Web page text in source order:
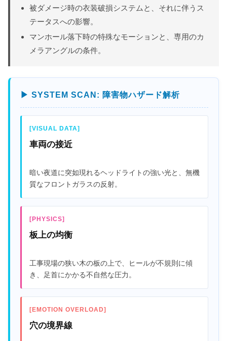
被ダメージ時の衣装破損システムと、それに伴うス
テータスへの影響。
マンホール落下時の特殊なモーションと、専用のカ
メラアングルの条件。
▶ SYSTEM SCAN: 障害物ハザード解析
[VISUAL DATA]
車両の接近
暗い夜道に突如現れるヘッドライトの強い光と、無機
質なフロントガラスの反射。
[PHYSICS]
板上の均衡
工事現場の狭い木の板の上で、ヒールが不規則に傾
き、足首にかかる不自然な圧力。
[EMOTION OVERLOAD]
穴の境界線